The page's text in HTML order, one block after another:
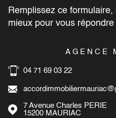
Remplissez ce
mieux pour vous
AGENCE
04 71 69 03 22
7 Avenue Charles PERIE
15200
MAURIAC